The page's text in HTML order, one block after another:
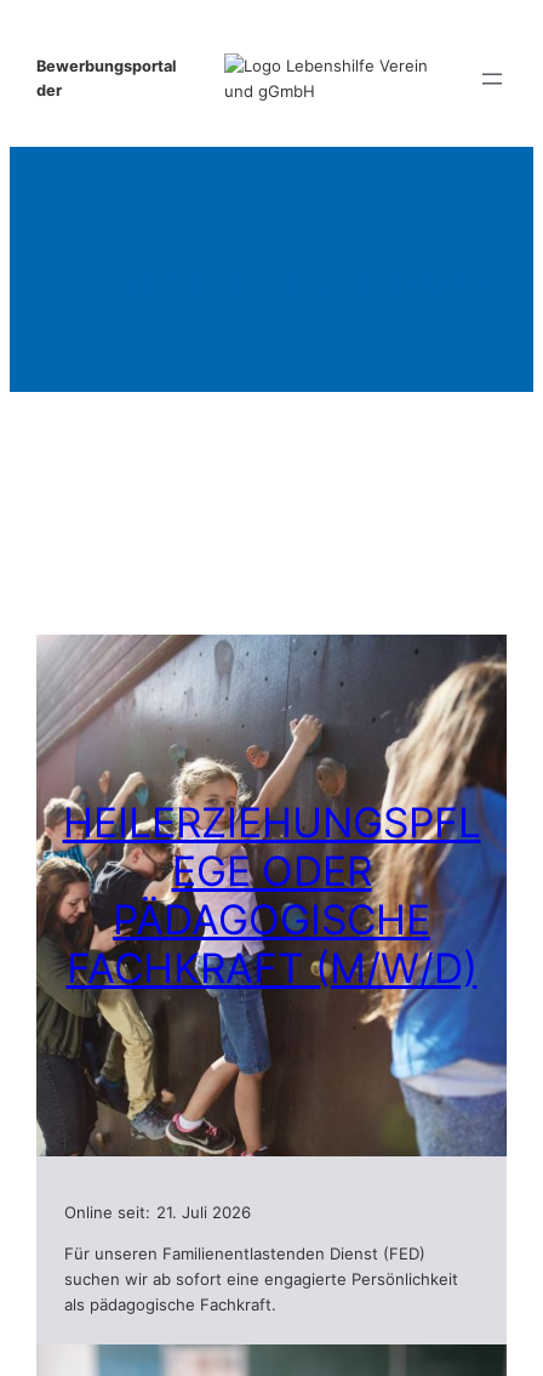
springen
Bewerbungsportal
der
HEILERZIEHUNGSPFL
EGE ODER
PÄDAGOGISCHE
FACHKRAFT (M/W/D)
Online seit: 21. Juli 2026
Für unseren Familienentlastenden Dienst (FED)
suchen wir ab sofort eine engagierte Persönlichkeit
als pädagogische Fachkraft.